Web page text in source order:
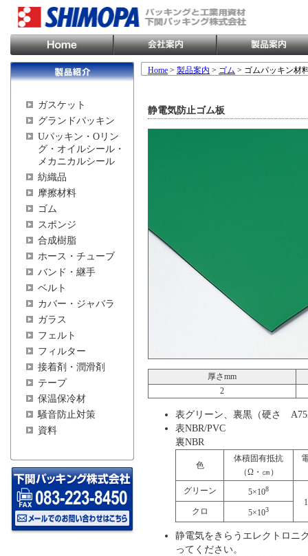
ガスケット
グランドパッキン
Uパッキン・Oリン
グ・オイルシール・
メカニカルシール
紡織品
摩擦材料
ゴム
スポンジ
合成樹脂
ホース・チューブ
バンド・継手
ベルト
カバー・ジャバラ
ガラス
フェルト
フィルター
接着剤・潤滑剤
テープ
保温保冷材
騒音防止対策
資料
Home > 製品案内 > ゴム > ゴムパッキン材
静電気防止ゴム板
厚さmm
2
表グリーン、裏黒（硬さ
表NBR/PVC
裏NBR
色
体積固有抵抗
（Ω・㎝）
グリーン
5×108
クロ
5×103
静電気をきらうエレクトロニ
ってください。